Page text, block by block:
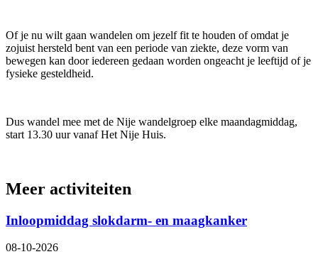
Of je nu wilt gaan wandelen om jezelf fit te houden of omdat je
zojuist hersteld bent van een periode van ziekte, deze vorm van
bewegen kan door iedereen gedaan worden ongeacht je leeftijd of je
fysieke gesteldheid.
Dus wandel mee met de Nije wandelgroep elke maandagmiddag,
start 13.30 uur vanaf Het Nije Huis.
Meer activiteiten
Inloopmiddag slokdarm- en maagkanker
08-10-2026